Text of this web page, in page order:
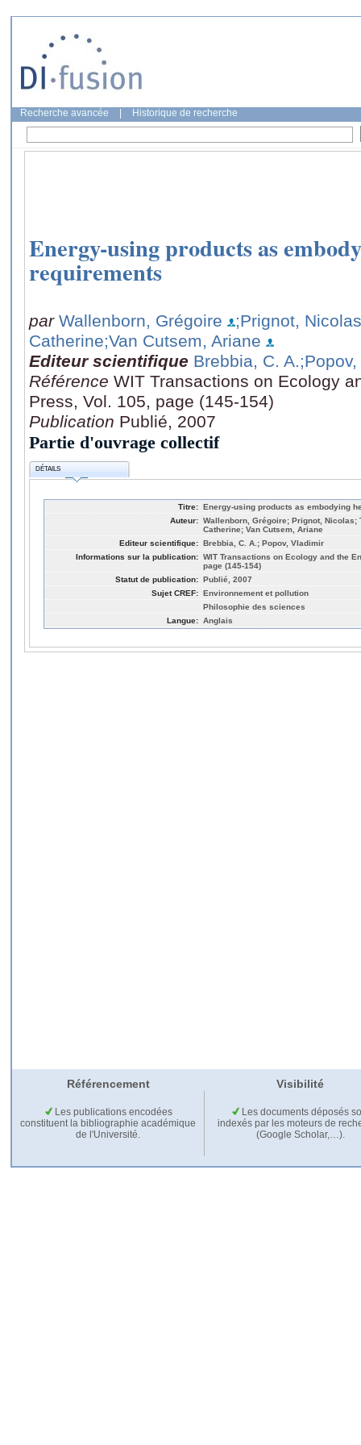
Recherche avancée Historique de recherche
Energy-using products as
requirements
par Wallenborn, Grégoire
;Prignot, Nicolas
Catherine;Van Cutsem, Ariane
Editeur scientifique Brebbia, C. A.
Référence WIT Transactions on Ecology
Press, Vol. 105, page (145-154)
Publication Publié, 2007
Partie d'ouvrage collectif
DÉTAILS
Titre: Energy-using products as embodying
Auteur: Wallenborn, Grégoire; Prignot, Nicolas;
Catherine; Van Cutsem, Ariane
Editeur scientifique: Brebbia, C. A.; Popov, Vladimir
Informations sur la publication: WIT Transactions on Ecology and the
page (145-154)
Statut de publication: Publié, 2007
Sujet CREF: Environnement et pollution
Philosophie des sciences
Langue: Anglais
Référencement Visibilité
Les publications encodées
constituent la bibliographie académique
de l'Université.
Les documents déposés
indexés par les moteurs de
(Google Scholar,…).